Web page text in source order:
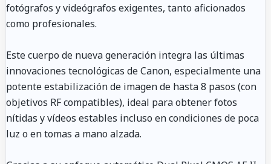
fotógrafos y videógrafos exigentes, tanto aficionados
como profesionales.
Este cuerpo de nueva generación integra las últimas
innovaciones tecnológicas de Canon, especialmente una
potente estabilización de imagen de hasta 8 pasos (con
objetivos RF compatibles), ideal para obtener fotos
nítidas y vídeos estables incluso en condiciones de poca
luz o en tomas a mano alzada.